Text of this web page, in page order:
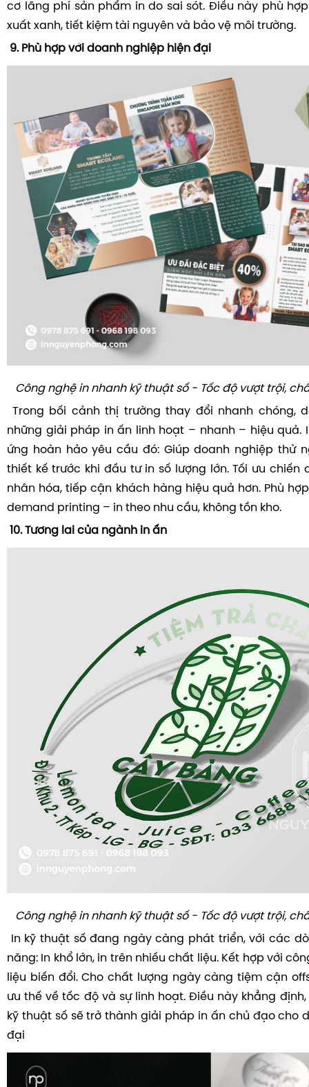
cơ lãng phí sản phẩm in do sai sót. Điều này phù
xuất xanh, tiết kiệm tài nguyên và bảo vệ môi trường.
9. Phù hợp với doanh nghiệp hiện đại
Công nghệ in nhanh kỹ thuật số - Tốc độ vượt trội,
Trong bối cảnh thị trường thay đổi nhanh chóng,
những giải pháp in ấn linh hoạt – nhanh – hiệu quả.
ứng hoàn hảo yêu cầu đó: Giúp doanh nghiệp thử
thiết kế trước khi đầu tư in số lượng lớn. Tối ưu chiến
nhân hóa, tiếp cận khách hàng hiệu quả hơn. Phù
demand printing – in theo nhu cầu, không tồn kho.
10. Tương lai của ngành in ấn
Công nghệ in nhanh kỹ thuật số - Tốc độ vượt trội,
In kỹ thuật số đang ngày càng phát triển, với các
năng: In khổ lớn, in trên nhiều chất liệu. Kết hợp với
liệu biến đổi. Cho chất lượng ngày càng tiệm cận
ưu thế về tốc độ và sự linh hoạt. Điều này khẳng
kỹ thuật số sẽ trở thành giải pháp in ấn chủ đạo cho
đại